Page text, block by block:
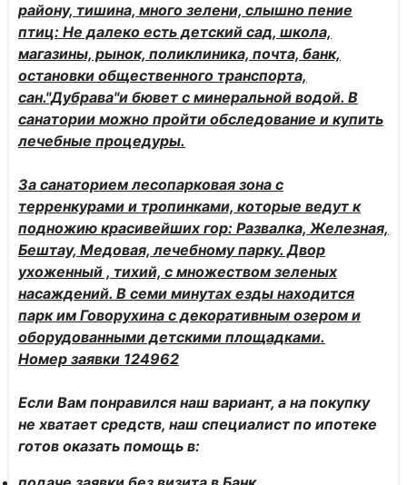
району, тишина, много зелени, слышно пение
птиц: Не далеко есть детский сад, школа,
магазины, рынок, поликлиника, почта, банк,
остановки общественного транспорта,
сан."Дубрава"и бювет с минеральной водой. В
санатории можно пройти обследование и купить
лечебные процедуры.
За санаторием лесопарковая зона с
терренкурами и тропинками, которые ведут к
подножию красивейших гор: Развалка, Железная,
Бештау, Медовая, лечебному парку. Двор
ухоженный , тихий, с множеством зеленых
насаждений. В семи минутах езды находится
парк им Говорухина с декоративным озером и
оборудованными детскими площадками.
Номер заявки 124962
Если Вам понравился наш вариант, а на покупку
не хватает средств, наш специалист по ипотеке
готов оказать помощь в: